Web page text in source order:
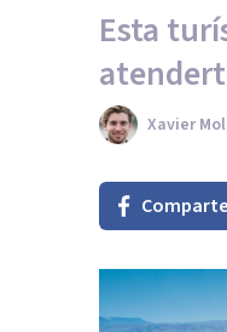
Esta
Xavier
Comparte